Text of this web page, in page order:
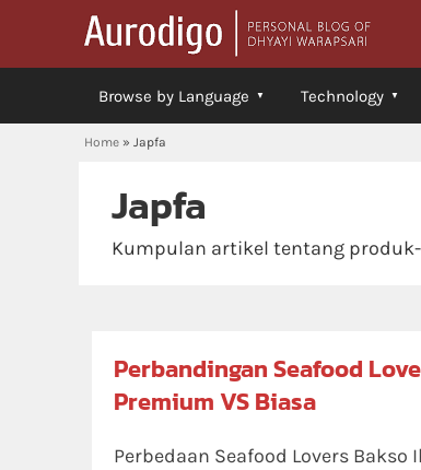
Browse by Language Technology
Home » Japfa
Japfa
Kumpulan artikel tentang
Perbandingan Seafood
Premium VS Biasa
Perbedaan Seafood Lovers Bakso